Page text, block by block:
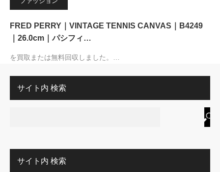
FRED PERRY｜VINTAGE TENNIS CANVAS｜B4249
｜26.0cm｜パシフィ…
を買取または無料回収しました。…
サイト内 検索
サイト内 検索